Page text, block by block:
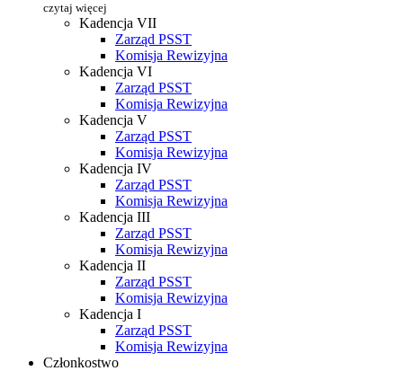
czytaj więcej
Kadencja VII
Zarząd PSST
Komisja Rewizyjna
Kadencja VI
Zarząd PSST
Komisja Rewizyjna
Kadencja V
Zarząd PSST
Komisja Rewizyjna
Kadencja IV
Zarząd PSST
Komisja Rewizyjna
Kadencja III
Zarząd PSST
Komisja Rewizyjna
Kadencja II
Zarząd PSST
Komisja Rewizyjna
Kadencja I
Zarząd PSST
Komisja Rewizyjna
Członkostwo